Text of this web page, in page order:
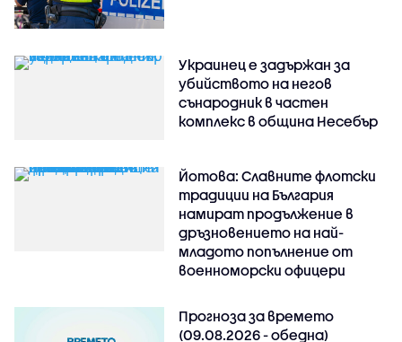
Украинец е задържан за
убийството на негов
сънародник в частен
комплекс в община Несебър
Йотова: Славните флотски
традиции на България
намират продължение в
дръзновението на най-
младото попълнение от
военноморски офицери
Прогноза за времето
(09.08.2026 - обедна)